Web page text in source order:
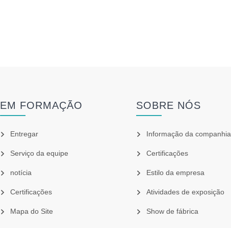
EM FORMAÇÃO
Entregar
Serviço da equipe
notícia
Certificações
Mapa do Site
SOBRE NÓS
Informação da companhia
Certificações
Estilo da empresa
Atividades de exposição
Show de fábrica